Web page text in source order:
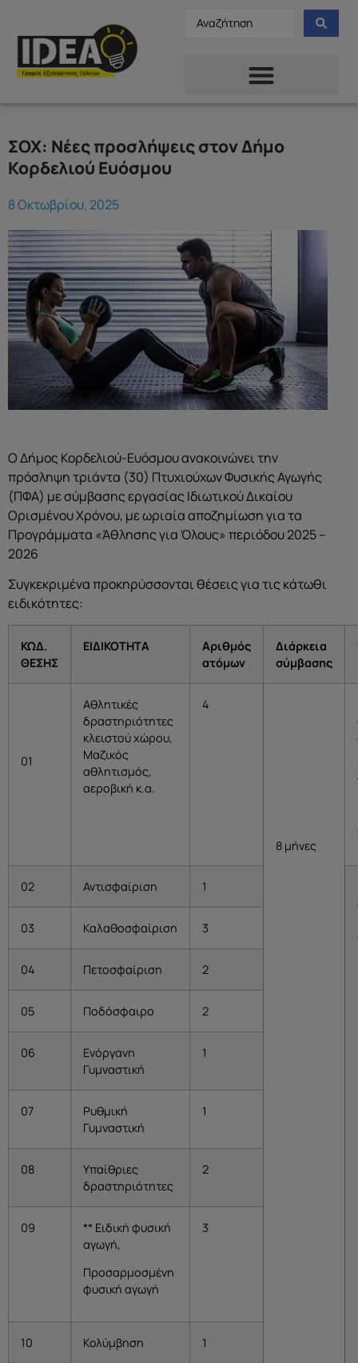
ΣΟΧ: Νέες προσλήψεις στον Δήμο
Κορδελιού Ευόσμου
8 Οκτωβρίου, 2025
Ο Δήμος Κορδελιού-Ευόσμου ανακοινώνει την
πρόσληψη τριάντα (30) Πτυχιούχων Φυσικής Αγωγής
(ΠΦΑ) με σύμβασης εργασίας Ιδιωτικού Δικαίου
Ορισμένου Χρόνου, με ωριαία αποζημίωση για τα
Προγράμματα «Άθλησης για Όλους» περιόδου 2025 –
2026
Συγκεκριμένα προκηρύσσονται θέσεις για τις κάτωθι
ειδικότητες:
ΚΩΔ.
ΘΕΣΗΣ
ΕΙΔΙΚΟΤΗΤΑ
Αριθμός
ατόμων
Διάρκεια
σύμβασης
01
Αθλητικές
δραστηριότητες
κλειστού χώρου,
Μαζικός
αθλητισμός,
αεροβική κ.α.
4
8 μήνες
02 Αντισφαίριση 1
03 Καλαθοσφαίριση 3
04 Πετοσφαίριση 2
05 Ποδόσφαιρο 2
06
Ενόργανη
Γυμναστική
1
07
Ρυθμική
Γυμναστική
1
08
Υπαίθριες
δραστηριότητες
2
09
** Ειδική φυσική
αγωγή,
Προσαρμοσμένη
φυσική αγωγή
3
10 Κολύμβηση 1